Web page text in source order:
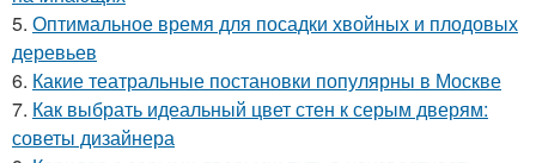
5. Оптимальное время для посадки хвойных и плодовых
деревьев
6. Какие театральные постановки популярны в Москве
7. Как выбрать идеальный цвет стен к серым дверям:
советы дизайнера